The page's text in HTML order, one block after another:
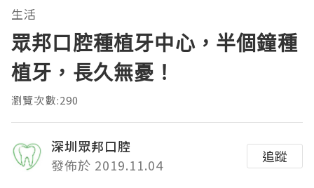
生活
眾邦口腔種植牙中心，半個鐘種
植牙，長久無憂！
瀏覽次數:290
深圳眾邦口腔
發佈於 2019.11.04
追蹤